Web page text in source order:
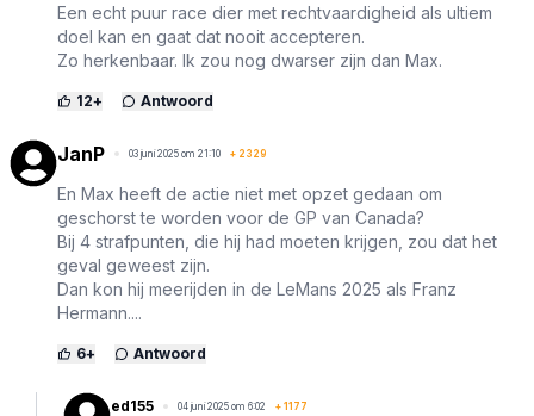
Een echt puur race dier met rechtvaardigheid als ultiem
doel kan en gaat dat nooit accepteren.
Zo herkenbaar. Ik zou nog dwarser zijn dan Max.
12+ Antwoord
JanP 03 juni 2025 om 21:10 + 2329
En Max heeft de actie niet met opzet gedaan om
geschorst te worden voor de GP van Canada?
Bij 4 strafpunten, die hij had moeten krijgen, zou dat het
geval geweest zijn.
Dan kon hij meerijden in de LeMans 2025 als Franz
Hermann....
6+ Antwoord
ed155 04 juni 2025 om 6:02 + 1177